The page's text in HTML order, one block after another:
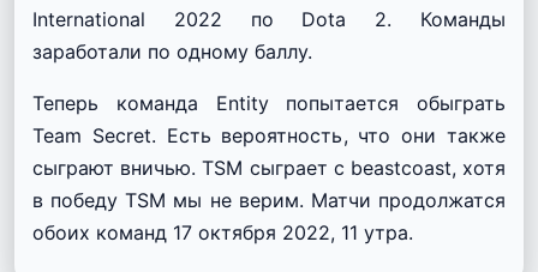
International 2022 по Dota 2. Команды
заработали по одному баллу.
Теперь команда Entity попытается обыграть
Team Secret. Есть вероятность, что они также
сыграют вничью. TSM сыграет с beastcoast, хотя
в победу TSM мы не верим. Матчи продолжатся
обоих команд 17 октября 2022, 11 утра.